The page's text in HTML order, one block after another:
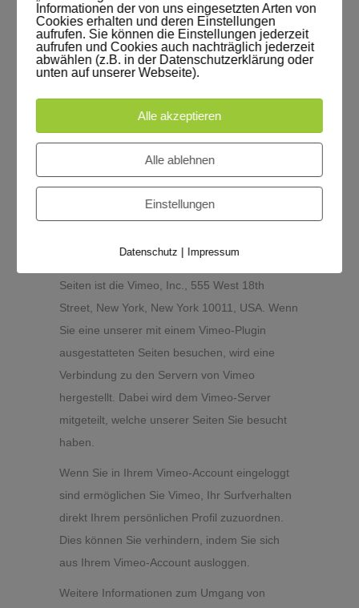
Surfverhalten direkt Ihrem persönlichen Profil
zuzuordnen. Dies können Sie verhindern,
indem Sie sich aus Ihrem YouTube-Account
Weitere Informationen zum Umgang von
Nutzerdaten finden Sie in der
Datenschutzerklärung von YouTube unter:
https://www.google.de/intl/de/policies/privacy
Vimeo
Seiten ist die Vimeo, Inc., 555 West 18th
Street, New York, New York 10011, USA. Wenn
Sie eine unserer mit einem Vimeo-Plugin
ausgestatteten Seiten besuchen, wird eine
Verbindung zu den Servern von Vimeo
hergestellt. Dabei wird dem Vimeo-Server
mitgeteilt, welche unserer Seiten Sie besucht
haben.
Wenn Sie in Ihrem Vimeo-Account eingeloggt
sind ermöglichen Sie Vimeo, Ihr Surfverhalten
direkt Ihrem persönlichen Profil zuzuordnen.
Dies können Sie verhindern, indem Sie sich
aus Ihrem Vimeo-Account ausloggen.
Weitere Informationen zum Umgang von
Informationen der von uns eingesetzten Arten von
Cookies erhalten und deren Einstellungen
aufrufen. Sie können die Einstellungen jederzeit
aufrufen und Cookies auch nachträglich jederzeit
abwählen (z.B. in der Datenschutzerklärung oder
unten auf unserer Webseite).
Alle akzeptieren
Alle ablehnen
Einstellungen
Datenschutz | Impressum